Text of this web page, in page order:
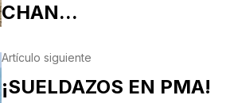
CHAN...
Artículo siguiente
¡SUELDAZOS EN PMA!